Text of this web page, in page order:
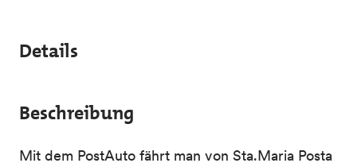
Details
Beschreibung
Mit dem PostAuto fährt man von Sta.Maria Posta